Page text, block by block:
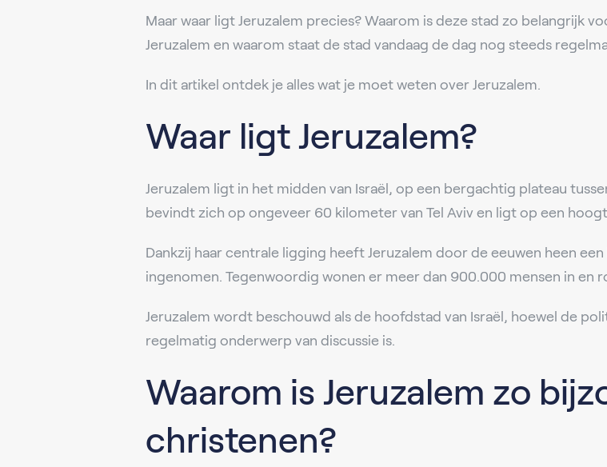
Maar waar ligt Jeruzalem precies? Waarom is deze stad zo belangrijk
Jeruzalem en waarom staat de stad vandaag de dag nog steeds
In dit artikel ontdek je alles wat je moet weten over Jeruzalem.
Waar ligt Jeruzalem?
Jeruzalem ligt in het midden van Israël, op een bergachtig plateau
bevindt zich op ongeveer 60 kilometer van Tel Aviv en ligt op een
Dankzij haar centrale ligging heeft Jeruzalem door de eeuwen heen
ingenomen. Tegenwoordig wonen er meer dan 900.000 mensen in en
Jeruzalem wordt beschouwd als de hoofdstad van Israël, hoewel de
regelmatig onderwerp van discussie is.
Waarom is Jeruzalem zo
christenen?